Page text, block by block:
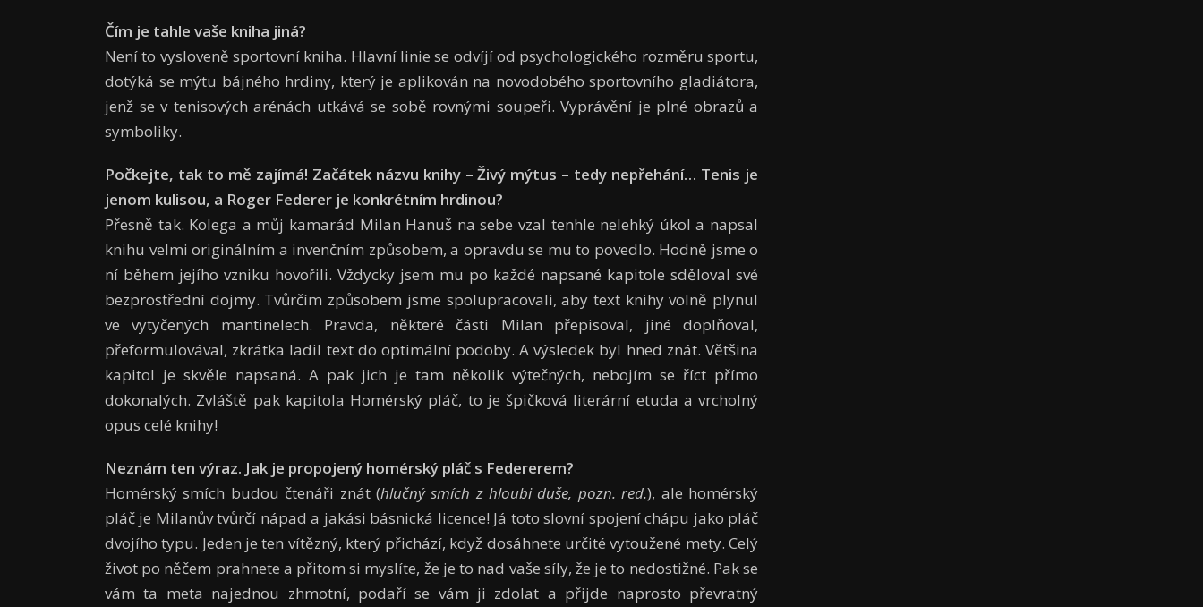
Čím je tahle vaše kniha jiná?
Není to vysloveně sportovní kniha. Hlavní linie se odvíjí od psychologického rozměru sportu,
dotýká se mýtu bájného hrdiny, který je aplikován na novodobého sportovního gladiátora,
jenž se v tenisových arénách utkává se sobě rovnými soupeři. Vyprávění je plné obrazů a
symboliky.
Počkejte, tak to mě zajímá! Začátek názvu knihy – Živý mýtus – tedy nepřehání… Tenis je
jenom kulisou, a Roger Federer je konkrétním hrdinou?
Přesně tak. Kolega a můj kamarád Milan Hanuš na sebe vzal tenhle nelehký úkol a napsal
knihu velmi originálním a invenčním způsobem, a opravdu se mu to povedlo. Hodně jsme o
ní během jejího vzniku hovořili. Vždycky jsem mu po každé napsané kapitole sděloval své
bezprostřední dojmy. Tvůrčím způsobem jsme spolupracovali, aby text knihy volně plynul
ve vytyčených mantinelech. Pravda, některé části Milan přepisoval, jiné doplňoval,
přeformulovával, zkrátka ladil text do optimální podoby. A výsledek byl hned znát. Většina
kapitol je skvěle napsaná. A pak jich je tam několik výtečných, nebojím se říct přímo
dokonalých. Zvláště pak kapitola Homérský pláč, to je špičková literární etuda a vrcholný
opus celé knihy!
Neznám ten výraz. Jak je propojený homérský pláč s Federerem?
Homérský smích budou čtenáři znát (hlučnýsmích z hloubi duše, pozn. red.), ale homérský
pláč je Milanův tvůrčí nápad a jakási básnická licence! Já toto slovní spojení chápu jako pláč
dvojího typu. Jeden je ten vítězný, který přichází, když dosáhnete určité vytoužené mety. Celý
život po něčem prahnete a přitom si myslíte, že je to nad vaše síly, že je to nedostižné. Pak se
vám ta meta najednou zhmotní, podaří se vám ji zdolat a přijde naprosto převratný